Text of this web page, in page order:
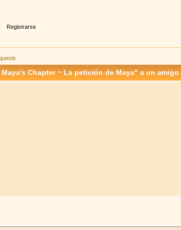
Registrarse
Chapter ~ La petición de Maya" a un amigo.